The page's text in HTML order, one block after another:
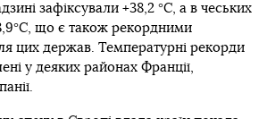
зафіксували +38,2 °C, а в чеських
що є також рекордними
цих держав. Температурні рекорди
у деяких районах Франції,